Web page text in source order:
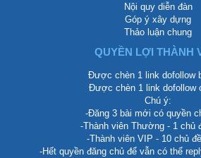
Nội quy diễn đàn
Góp ý xây dựng
Thảo luận chung
QUYỀN LỢI THÀNH
Được chèn 1 link dofollow
Được chèn 1 link dofollow
Chú ý:
-Đăng 3 bài mới có quyền
-Thành viên Thường - 1 chủ
-Thành viên VIP - 10 chủ
-Hết quyền đăng chủ để vẫn có thể